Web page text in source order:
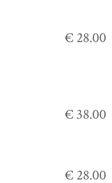
€ 28.00
€ 38.00
€ 28.00